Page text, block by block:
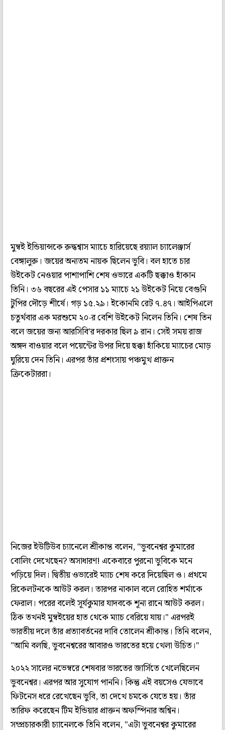
মুম্বই ইন্ডিয়ান্সকে রুদ্ধশ্বাস ম্যাচে হারিয়েছে রয়্যাল চ্যালেঞ্জার্স
বেঙ্গালুরু। জয়ের অন্যতম নায়ক ছিলেন ভুবি। বল হাতে চার
উইকেট নেওয়ার পাশাপাশি শেষ ওভারে একটি ছক্কাও হাঁকান
তিনি। ৩৬ বছরের এই পেসার ১১ ম্যাচে ২১ উইকেট নিয়ে বেগুনি
টুপির দৌড়ে শীর্ষে। গড় ১৫.২৯। ইকোনমি রেট ৭.৪৭। আইপিএলে
চতুর্থবার এক মরশুমে ২০-র বেশি উইকেট নিলেন তিনি। শেষ তিন
বলে জয়ের জন্য আরসিবি'র দরকার ছিল ৯ রান। সেই সময় রাজ
অঙ্গদ বাওয়ার বলে পয়েন্টের উপর দিয়ে ছক্কা হাঁকিয়ে ম্যাচের মোড়
ঘুরিয়ে দেন তিনি। এরপর তাঁর প্রশংসায় পঞ্চমুখ প্রাক্তন
ক্রিকেটাররা।
নিজের ইউটিউব চ্যানেলে শ্রীকান্ত বলেন, "ভুবনেশ্বর কুমারের
বোলিং দেখেছেন? অসাধারণ! একেবারে পুরনো ভুবিকে মনে
পড়িয়ে দিল। দ্বিতীয় ওভারেই ম্যাচ শেষ করে দিয়েছিল ও। প্রথমে
রিকেলটনকে আউট করল। তারপর নাকাল বলে রোহিত শর্মাকে
ফেরাল। পরের বলেই সূর্যকুমার যাদবকে শূন্য রানে আউট করল।
ঠিক তখনই মুম্বইয়ের হাত থেকে ম্যাচ বেরিয়ে যায়।" এরপরই
ভারতীয় দলে তাঁর প্রত্যাবর্তনের দাবি তোলেন শ্রীকান্ত। তিনি বলেন,
"আমি বলছি, ভুবনেশ্বরের আবারও ভারতের হয়ে খেলা উচিত।"
২০২২ সালের নভেম্বরে শেষবার ভারতের জার্সিতে খেলেছিলেন
ভুবনেশ্বর। এরপর আর সুযোগ পাননি। কিন্তু এই বয়সেও যেভাবে
ফিটনেস ধরে রেখেছেন ভুবি, তা দেখে চমকে যেতে হয়। তাঁর
তারিফ করেছেন টিম ইন্ডিয়ার প্রাক্তন অফস্পিনার অশ্বিন।
সম্প্রচারকারী চ্যানেলকে তিনি বলেন, "এটা ভুবনেশ্বর কুমারের